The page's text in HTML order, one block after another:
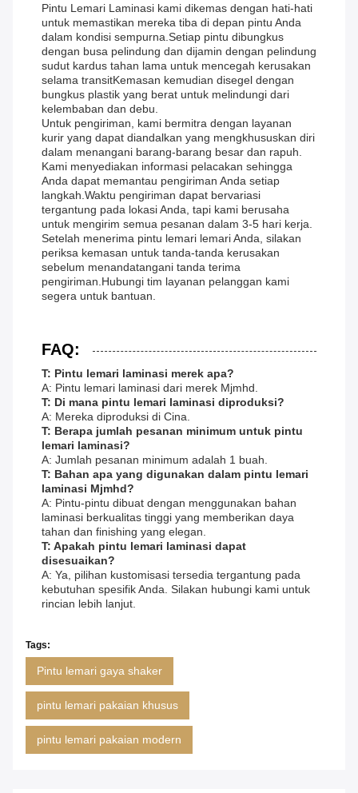
Pintu Lemari Laminasi kami dikemas dengan hati-hati
untuk memastikan mereka tiba di depan pintu Anda
dalam kondisi sempurna.Setiap pintu dibungkus
dengan busa pelindung dan dijamin dengan pelindung
sudut kardus tahan lama untuk mencegah kerusakan
selama transitKemasan kemudian disegel dengan
bungkus plastik yang berat untuk melindungi dari
kelembaban dan debu.
Untuk pengiriman, kami bermitra dengan layanan
kurir yang dapat diandalkan yang mengkhususkan diri
dalam menangani barang-barang besar dan rapuh.
Kami menyediakan informasi pelacakan sehingga
Anda dapat memantau pengiriman Anda setiap
langkah.Waktu pengiriman dapat bervariasi
tergantung pada lokasi Anda, tapi kami berusaha
untuk mengirim semua pesanan dalam 3-5 hari kerja.
Setelah menerima pintu lemari lemari Anda, silakan
periksa kemasan untuk tanda-tanda kerusakan
sebelum menandatangani tanda terima
pengiriman.Hubungi tim layanan pelanggan kami
segera untuk bantuan.
FAQ:
T: Pintu lemari laminasi merek apa?
A: Pintu lemari laminasi dari merek Mjmhd.
T: Di mana pintu lemari laminasi diproduksi?
A: Mereka diproduksi di Cina.
T: Berapa jumlah pesanan minimum untuk pintu
lemari laminasi?
A: Jumlah pesanan minimum adalah 1 buah.
T: Bahan apa yang digunakan dalam pintu lemari
laminasi Mjmhd?
A: Pintu-pintu dibuat dengan menggunakan bahan
laminasi berkualitas tinggi yang memberikan daya
tahan dan finishing yang elegan.
T: Apakah pintu lemari laminasi dapat
disesuaikan?
A: Ya, pilihan kustomisasi tersedia tergantung pada
kebutuhan spesifik Anda. Silakan hubungi kami untuk
rincian lebih lanjut.
Tags:
Pintu lemari gaya shaker
pintu lemari pakaian khusus
pintu lemari pakaian modern